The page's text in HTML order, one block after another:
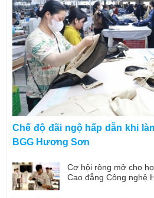
Chế độ đãi ngộ hấp dẫn khi
BGG Hương Sơn
Cơ hội rộng mở cho
Cao đẳng Công nghệ